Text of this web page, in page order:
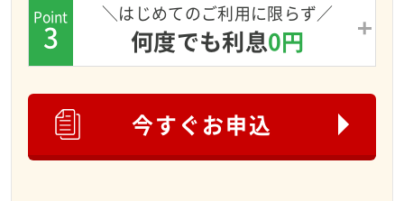
Point
3
＼はじめてのご利用に限らず／
何度でも利息0円
今すぐお申込